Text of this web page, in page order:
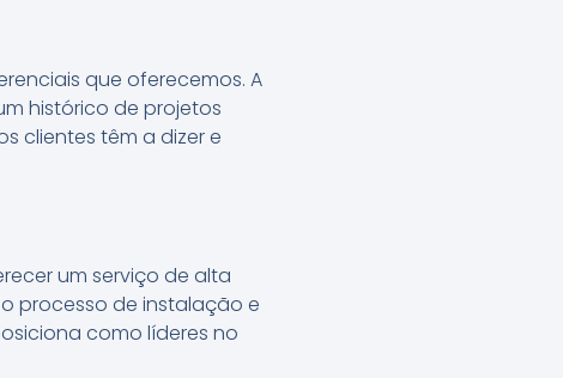
que oferecemos. A
histórico de projetos
clientes têm a dizer e
um serviço de alta
processo de instalação e
como líderes no